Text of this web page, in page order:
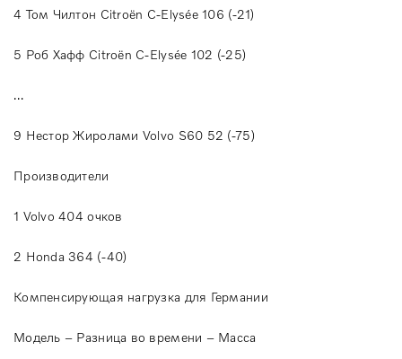
4 Том Чилтон Citroën C-Elysée 106 (-21)
5 Роб Хафф Citroën C-Elysée 102 (-25)
…
9 Нестор Жиролами Volvo S60 52 (-75)
Производители
1 Volvo 404 очков
2 Honda 364 (-40)
Компенсирующая нагрузка для Германии
Модель – Разница во времени – Масса